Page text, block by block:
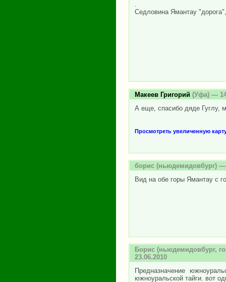
.
Седловина Ямантау
Макеев Григорий (Уфа) —
А еще, спасибо дяде Гуглу,
Просмотреть увеличенную
борис (ньюдемидовбург) —
Вид на обе горы Ямантау с
Борис (ньюдемидовбург,
23.06.2010
Предназначение
южноуральской тайги. вот